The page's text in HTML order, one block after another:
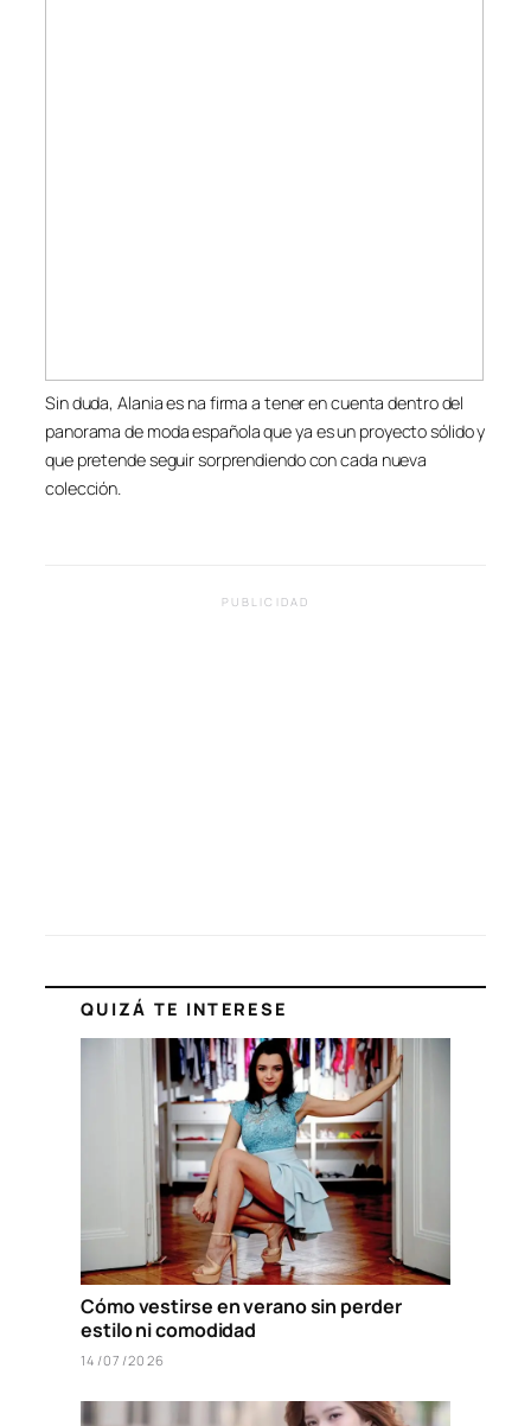
Sin duda, Alania es na firma a tener en cuenta dentro del
panorama de moda española que ya es un proyecto sólido y
que pretende seguir sorprendiendo con cada nueva
colección.
PUBLICIDAD
QUIZÁ TE INTERESE
Cómo vestirse en verano sin perder
estilo ni comodidad
14/07/2026